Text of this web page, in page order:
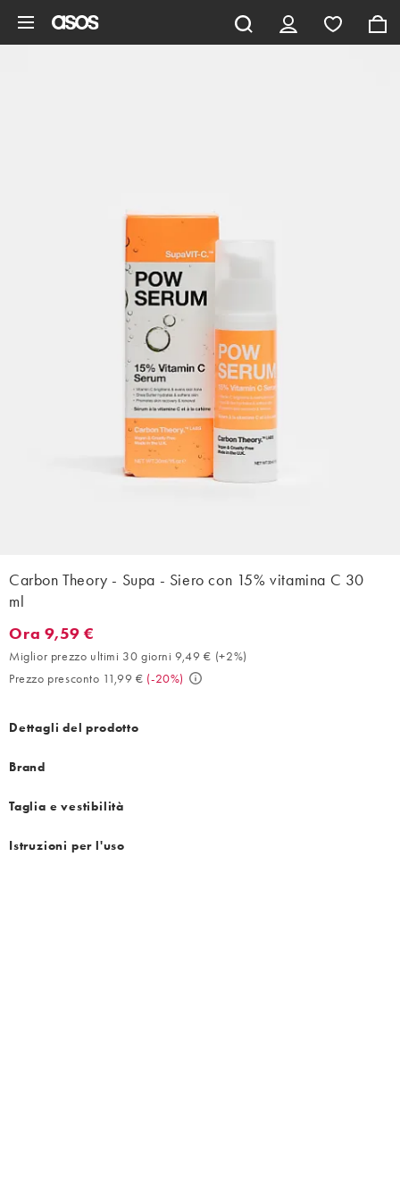
Carbon Theory - Supa - Siero con 15% vitamina C 30
ml
Ora 9,59 €. Miglior prezzo ultimi 30 giorni 9,49 € (+2%). Prezzo
Ora 9,59 €
Miglior prezzo ultimi 30 giorni 9,49 € (+2%)
Prezzo presconto 11,99 € (-20%)
Dettagli del prodotto
Brand
Taglia e vestibilità
Istruzioni per l'uso